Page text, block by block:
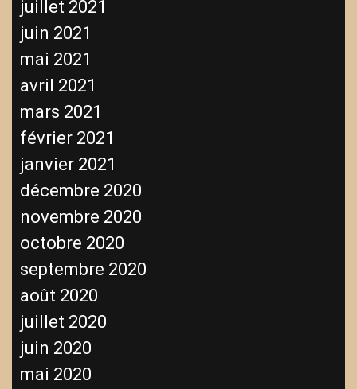
juillet 2021
juin 2021
mai 2021
avril 2021
mars 2021
février 2021
janvier 2021
décembre 2020
novembre 2020
octobre 2020
septembre 2020
août 2020
juillet 2020
juin 2020
mai 2020